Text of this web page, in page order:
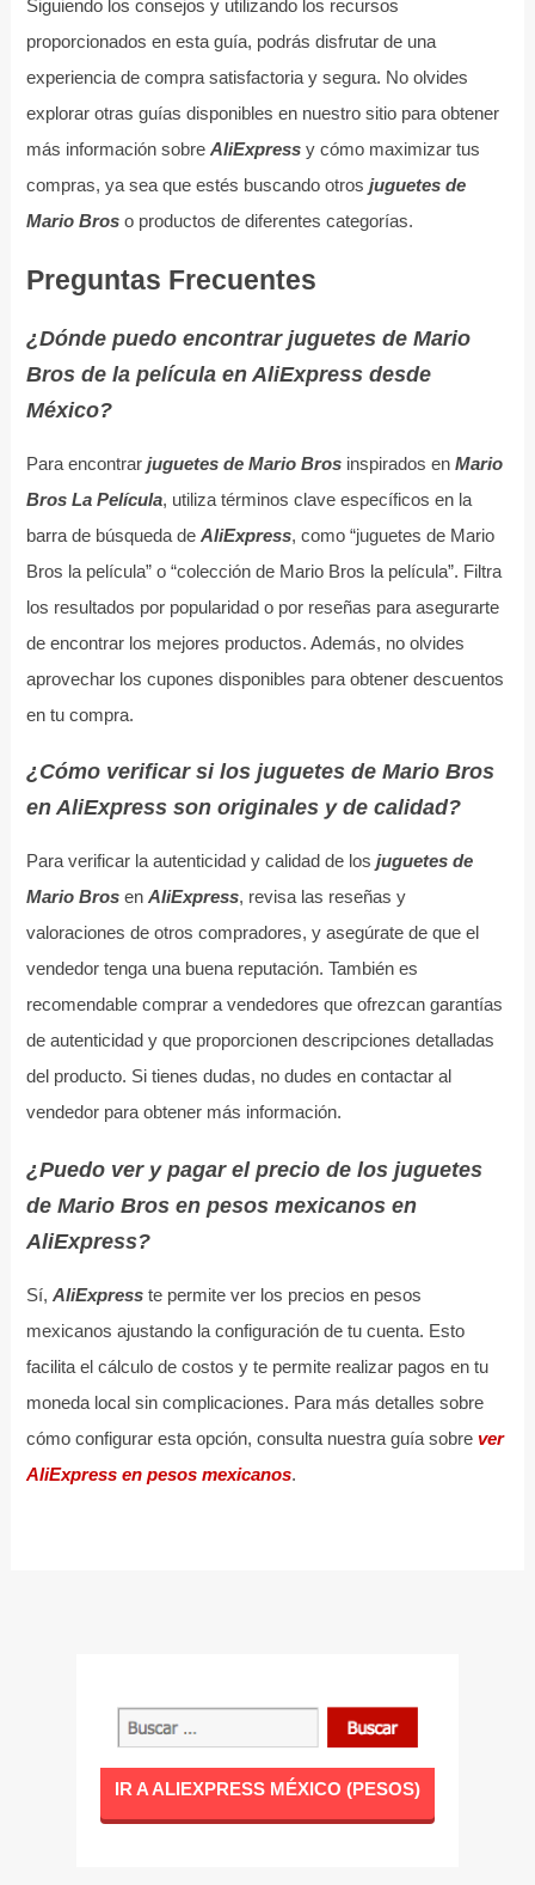
Siguiendo los consejos y utilizando los recursos
proporcionados en esta guía, podrás disfrutar de una
experiencia de compra satisfactoria y segura. No olvides
explorar otras guías disponibles en nuestro sitio para obtener
más información sobre AliExpressy cómo maximizar tus
compras, ya sea que estés buscando otros juguetes de
Mario Broso productos de diferentes categorías.
Preguntas Frecuentes
¿Dónde puedo encontrar juguetes de Mario
Bros de la película en AliExpress desde
México?
Para encontrar juguetes de Mario Brosinspirados en Mario
Bros La Película, utiliza términos clave específicos en la
barra de búsqueda de AliExpress, como “juguetes de Mario
Bros la película” o “colección de Mario Bros la película”. Filtra
los resultados por popularidad o por reseñas para asegurarte
de encontrar los mejores productos. Además, no olvides
aprovechar los cupones disponibles para obtener descuentos
en tu compra.
¿Cómo verificar si los juguetes de Mario Bros
en AliExpress son originales y de calidad?
Para verificar la autenticidad y calidad de los juguetes de
Mario Brosen AliExpress, revisa las reseñas y
valoraciones de otros compradores, y asegúrate de que el
vendedor tenga una buena reputación. También es
recomendable comprar a vendedores que ofrezcan garantías
de autenticidad y que proporcionen descripciones detalladas
del producto. Si tienes dudas, no dudes en contactar al
vendedor para obtener más información.
¿Puedo ver y pagar el precio de los juguetes
de Mario Bros en pesos mexicanos en
AliExpress?
Sí, AliExpresste permite ver los precios en pesos
mexicanos ajustando la configuración de tu cuenta. Esto
facilita el cálculo de costos y te permite realizar pagos en tu
moneda local sin complicaciones. Para más detalles sobre
cómo configurar esta opción, consulta nuestra guía sobre ver
AliExpress en pesos mexicanos.
IR A ALIEXPRESS MÉXICO (PESOS)